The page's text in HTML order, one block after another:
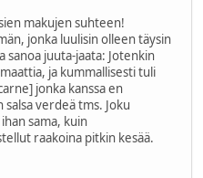
makujen suhteen!
jonka luulisin olleen täysin
sanoa juuta-jaata: Jotenkin
ja kummallisesti tuli
jonka kanssa en
verdeä tms. Joku
sama, kuin
raakoina pitkin kesää.